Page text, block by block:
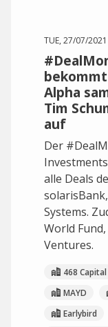
TUE, 27/07/2021
Alpha
Tim
auf
Der
alle Deals
Systems.
World
Ventures.
468 Capital
MAYD
Earlybird